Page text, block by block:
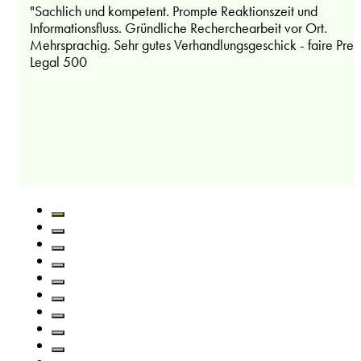
"Sachlich und kompetent. Prompte Reaktionszeit und
Informationsfluss. Gründliche Recherchearbeit vor Ort.
Mehrsprachig. Sehr gutes Verhandlungsgeschick - faire
Legal 500